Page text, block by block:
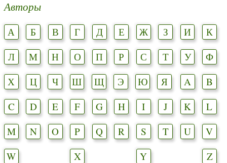
Авторы
А Б В Г Д Е Ж З И
К
Л
М Н О П Р С Т У
Ф
Х
Ц Ч Ш Щ Э Ю Я A
B
C
D E F G H I J K
L
M
N O P Q R S T U
V
W
X Y Z